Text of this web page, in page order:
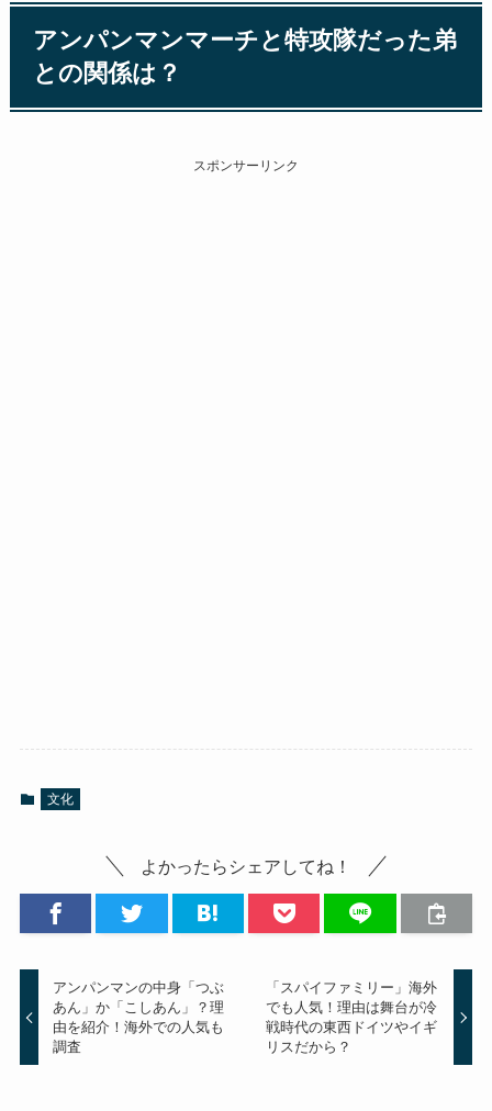
アンパンマンマーチと特攻隊だった弟
との関係は？
スポンサーリンク
文化
よかったらシェアしてね！
アンパンマンの中身「つぶ
あん」か「こしあん」？理
由を紹介！海外での人気も
調査
「スパイファミリー」海外
でも人気！理由は舞台が冷
戦時代の東西ドイツやイギ
リスだから？